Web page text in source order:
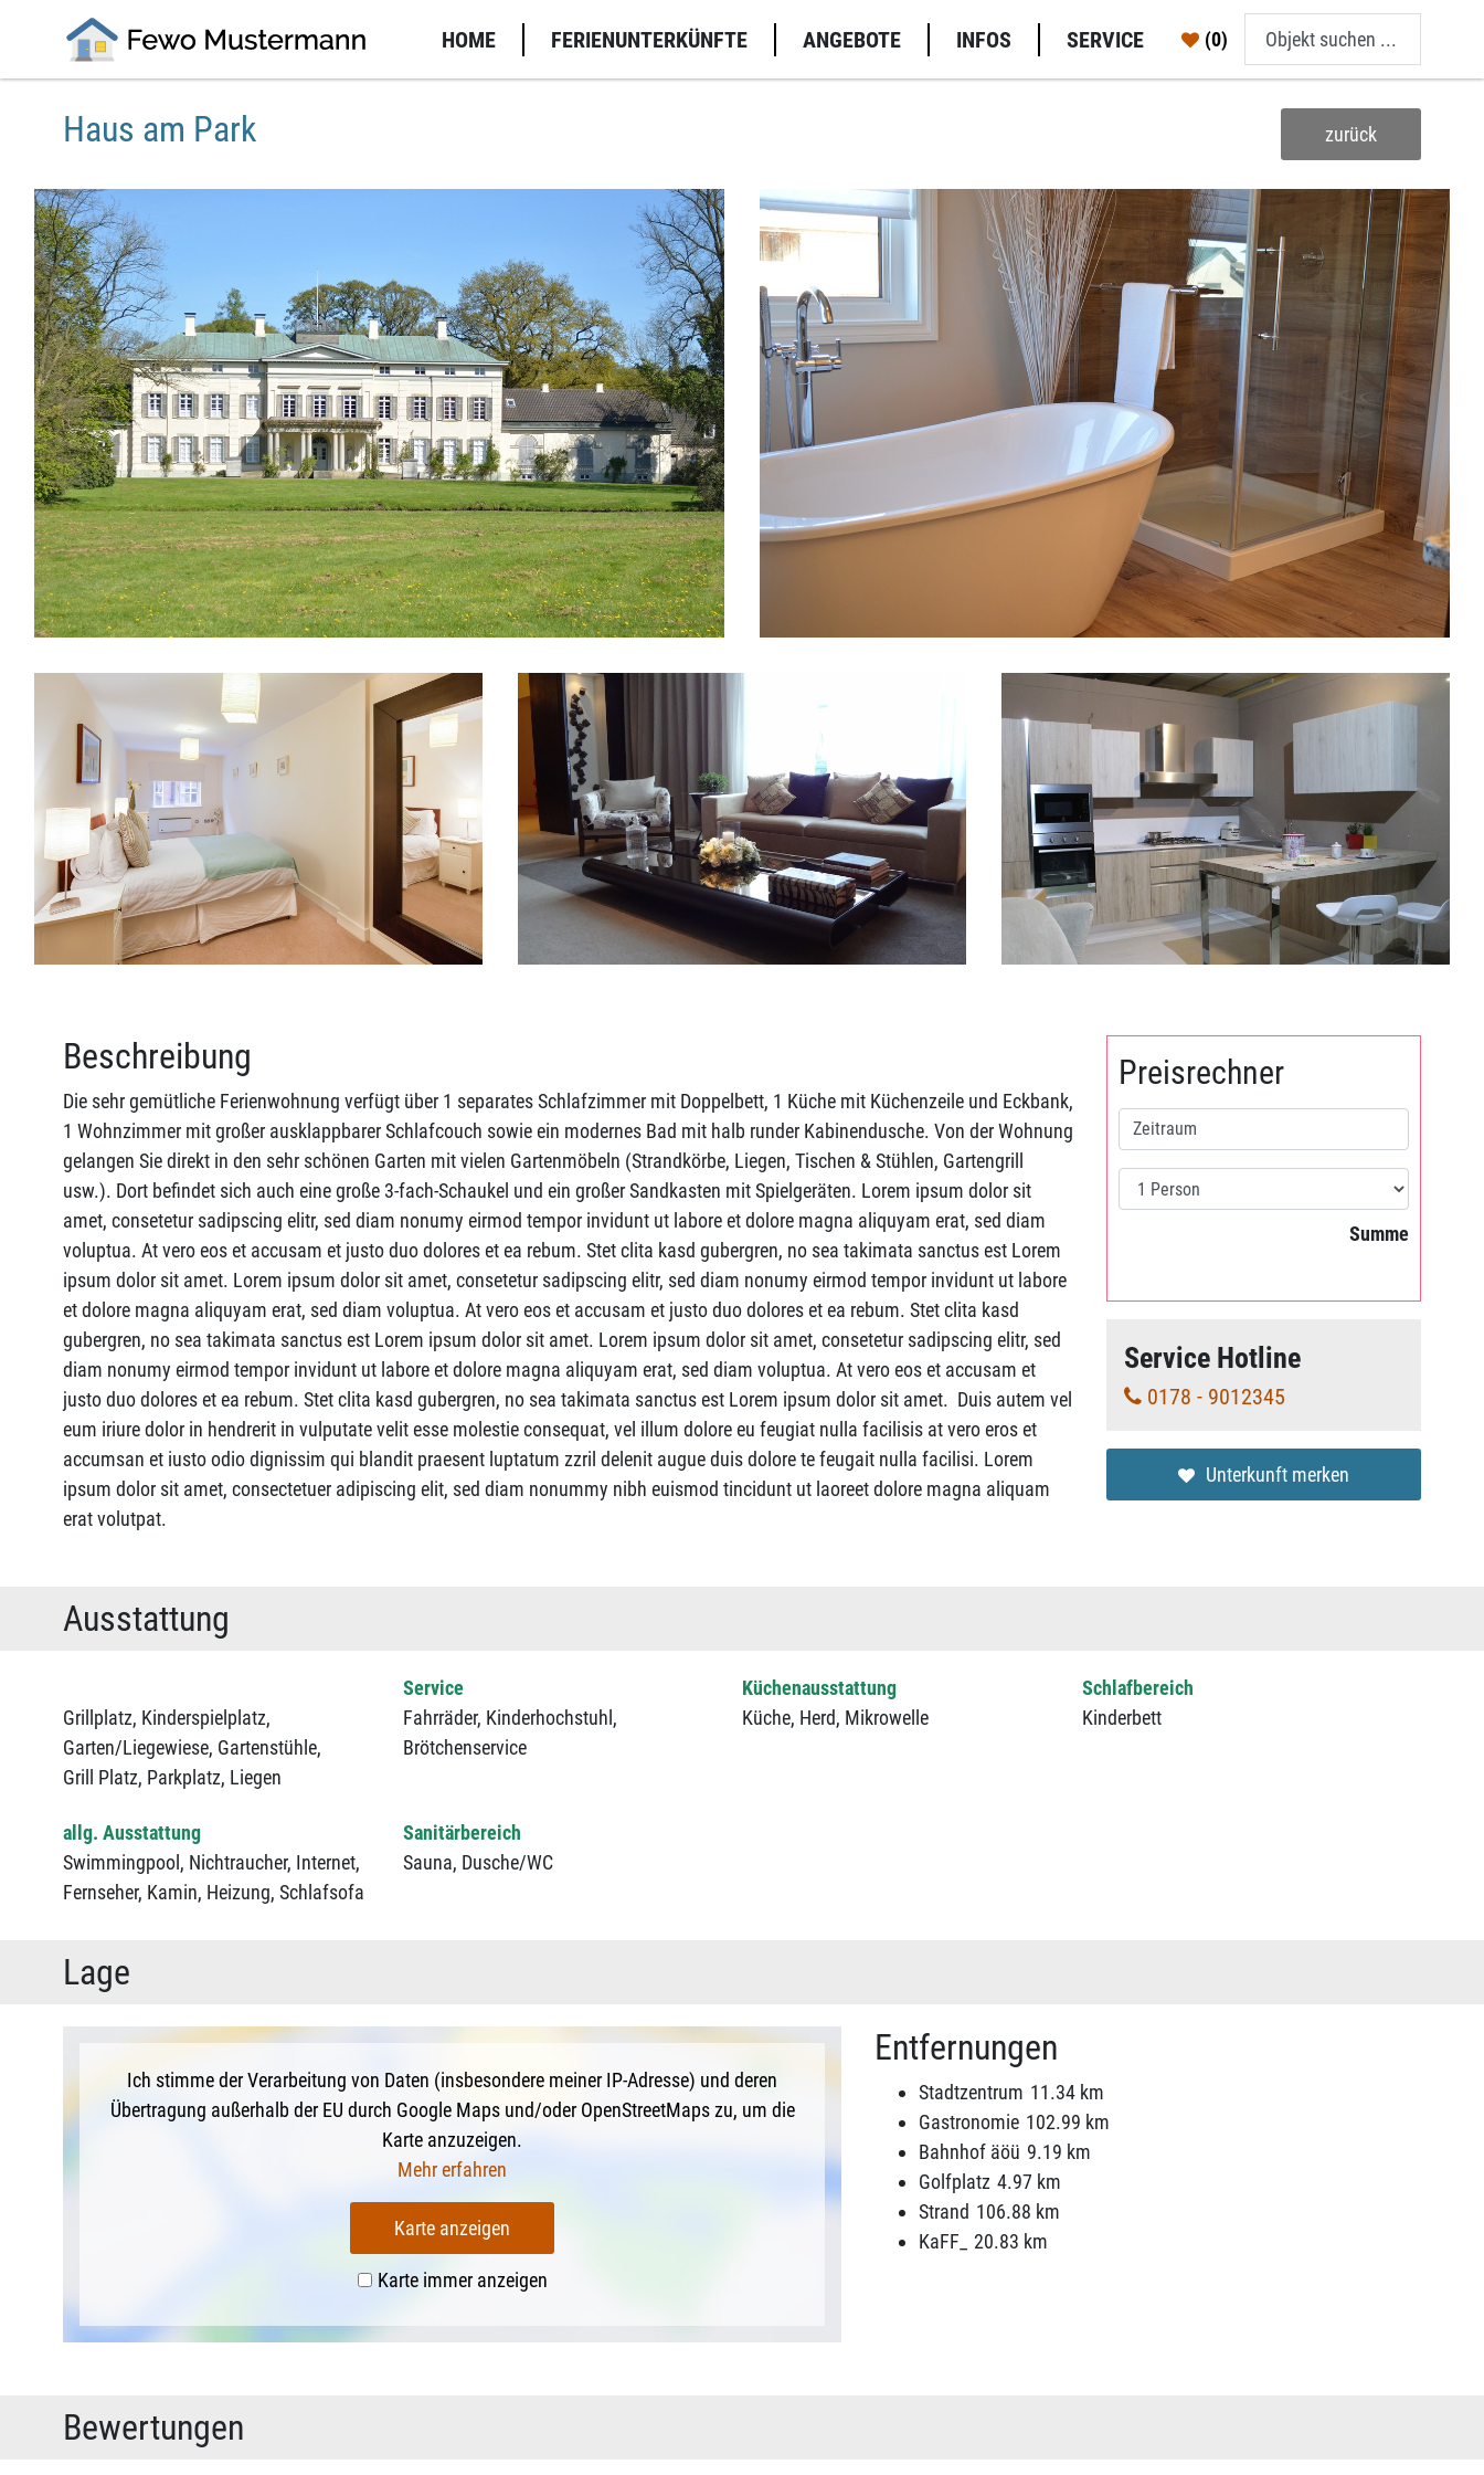
HOME FERIENUNTERKÜNFTE ANGEBOTE INFOS SERVICE (0)
Haus am Park zurück
Beschreibung
Die sehr gemütliche Ferienwohnung verfügt über 1 separates Schlafzimmer mit Doppelbett, 1 Küche mit Küchenzeile und Eckbank,
1 Wohnzimmer mit großer ausklappbarer Schlafcouch sowie ein modernes Bad mit halb runder Kabinendusche. Von der Wohnung
gelangen Sie direkt in den sehr schönen Garten mit vielen Gartenmöbeln (Strandkörbe, Liegen, Tischen & Stühlen, Gartengrill
usw.). Dort befindet sich auch eine große 3-fach-Schaukel und ein großer Sandkasten mit Spielgeräten. Lorem ipsum dolor sit
amet, consetetur sadipscing elitr, sed diam nonumy eirmod tempor invidunt ut labore et dolore magna aliquyam erat, sed diam
voluptua. At vero eos et accusam et justo duo dolores et ea rebum. Stet clita kasd gubergren, no sea takimata sanctus est Lorem
ipsum dolor sit amet. Lorem ipsum dolor sit amet, consetetur sadipscing elitr, sed diam nonumy eirmod tempor invidunt ut labore
et dolore magna aliquyam erat, sed diam voluptua. At vero eos et accusam et justo duo dolores et ea rebum. Stet clita kasd
gubergren, no sea takimata sanctus est Lorem ipsum dolor sit amet. Lorem ipsum dolor sit amet, consetetur sadipscing elitr, sed
diam nonumy eirmod tempor invidunt ut labore et dolore magna aliquyam erat, sed diam voluptua. At vero eos et accusam et
justo duo dolores et ea rebum. Stet clita kasd gubergren, no sea takimata sanctus est Lorem ipsum dolor sit amet. Duis autem vel
eum iriure dolor in hendrerit in vulputate velit esse molestie consequat, vel illum dolore eu feugiat nulla facilisis at vero eros et
accumsan et iusto odio dignissim qui blandit praesent luptatum zzril delenit augue duis dolore te feugait nulla facilisi. Lorem
ipsum dolor sit amet, consectetuer adipiscing elit, sed diam nonummy nibh euismod tincidunt ut laoreet dolore magna aliquam
erat volutpat.
Preisrechner
Summe
Service Hotline
0178 - 9012345
Unterkunft merken
Ausstattung
Grillplatz, Kinderspielplatz,
Garten/Liegewiese, Gartenstühle,
Grill Platz, Parkplatz, Liegen
Service
Fahrräder, Kinderhochstuhl,
Brötchenservice
Küchenausstattung
Küche, Herd, Mikrowelle
Schlafbereich
Kinderbett
allg. Ausstattung
Swimmingpool, Nichtraucher, Internet,
Fernseher, Kamin, Heizung, Schlafsofa
Sanitärbereich
Sauna, Dusche/WC
Lage
Ich stimme der Verarbeitung von Daten (insbesondere meiner IP-Adresse) und deren
Übertragung außerhalb der EU durch Google Maps und/oder OpenStreetMaps zu, um die
Karte anzuzeigen.
Mehr erfahren
Karte anzeigen
Karte immer anzeigen
Entfernungen
Stadtzentrum 11.34 km
Gastronomie 102.99 km
Bahnhof äöü 9.19 km
Golfplatz 4.97 km
Strand 106.88 km
KaFF_
20.83 km
Bewertungen